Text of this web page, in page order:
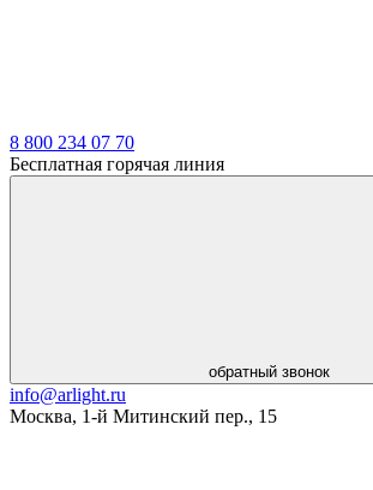
8 800 234 07 70
Бесплатная горячая линия
обратный звонок
info@arlight.ru
Москва, 1-й Митинский пер., 15